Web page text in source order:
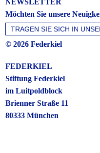
NEWSLETTER
Möchten Sie unsere
© 2026 Federkiel
FEDERKIEL
Stiftung Federkiel
im Luitpoldblock
Brienner Straße 11
80333 München